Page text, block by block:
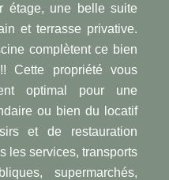
étage, une belle suite
et terrasse privative.
complètent ce bien
Cette propriété vous
optimal pour une
ou bien du locatif
et de restauration
les services, transports
supermarchés,